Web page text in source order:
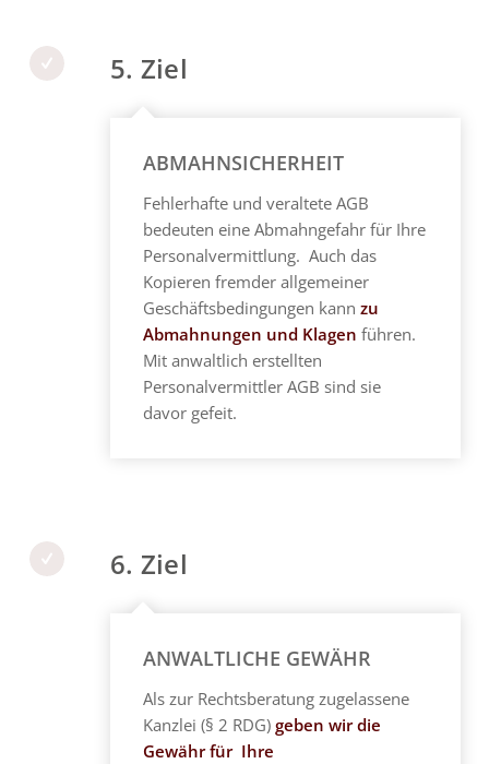
5. Ziel
ABMAHNSICHERHEIT
Fehlerhafte und veraltete AGB
bedeuten eine Abmahngefahr für Ihre
Personalvermittlung. Auch das
Kopieren fremder allgemeiner
Geschäftsbedingungen kannzu
Abmahnungen und Klagenführen.
Mit anwaltlich erstellten
PersonalvermittlerAGB sind sie
davor gefeit.
6. Ziel
ANWALTLICHE GEWÄHR
Als zur Rechtsberatung zugelassene
Kanzlei (§ 2 RDG)geben wir die
Gewähr für Ihre